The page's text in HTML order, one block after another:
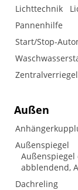
Lichttechnik
Pannenhilfe
Start/Stop-
Außen
Außenspiegel
abblendend,
Dachreling